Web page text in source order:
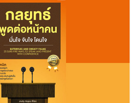
ทย,